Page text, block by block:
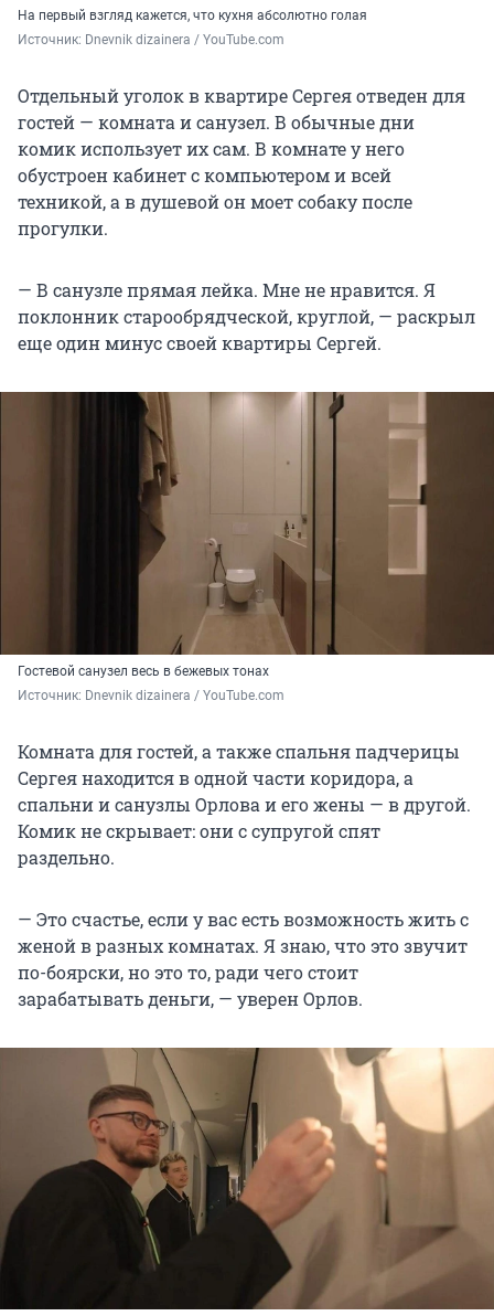
На первый взгляд кажется, что кухня абсолютно голая
Источник: Dnevnik dizainera / YouTube.com
Отдельный уголок в квартире Сергея отведен для
гостей — комната и санузел. В обычные дни
комик использует их сам. В комнате у него
обустроен кабинет с компьютером и всей
техникой, а в душевой он моет собаку после
прогулки.
— В санузле прямая лейка. Мне не нравится. Я
поклонник старообрядческой, круглой, — раскрыл
еще один минус своей квартиры Сергей.
Гостевой санузел весь в бежевых тонах
Источник: Dnevnik dizainera / YouTube.com
Комната для гостей, а также спальня падчерицы
Сергея находится в одной части коридора, а
спальни и санузлы Орлова и его жены — в другой.
Комик не скрывает: они с супругой спят
раздельно.
— Это счастье, если у вас есть возможность жить с
женой в разных комнатах. Я знаю, что это звучит
по-боярски, но это то, ради чего стоит
зарабатывать деньги, — уверен Орлов.